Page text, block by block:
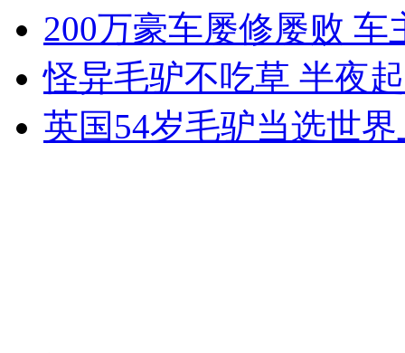
女孩北京地铁殴打老人 痛下狠手拳打脚踢
无痛分娩是否安全 医生回应
200万豪车屡修屡败
怪异毛驴不吃草 半夜
英国54岁毛驴当选世